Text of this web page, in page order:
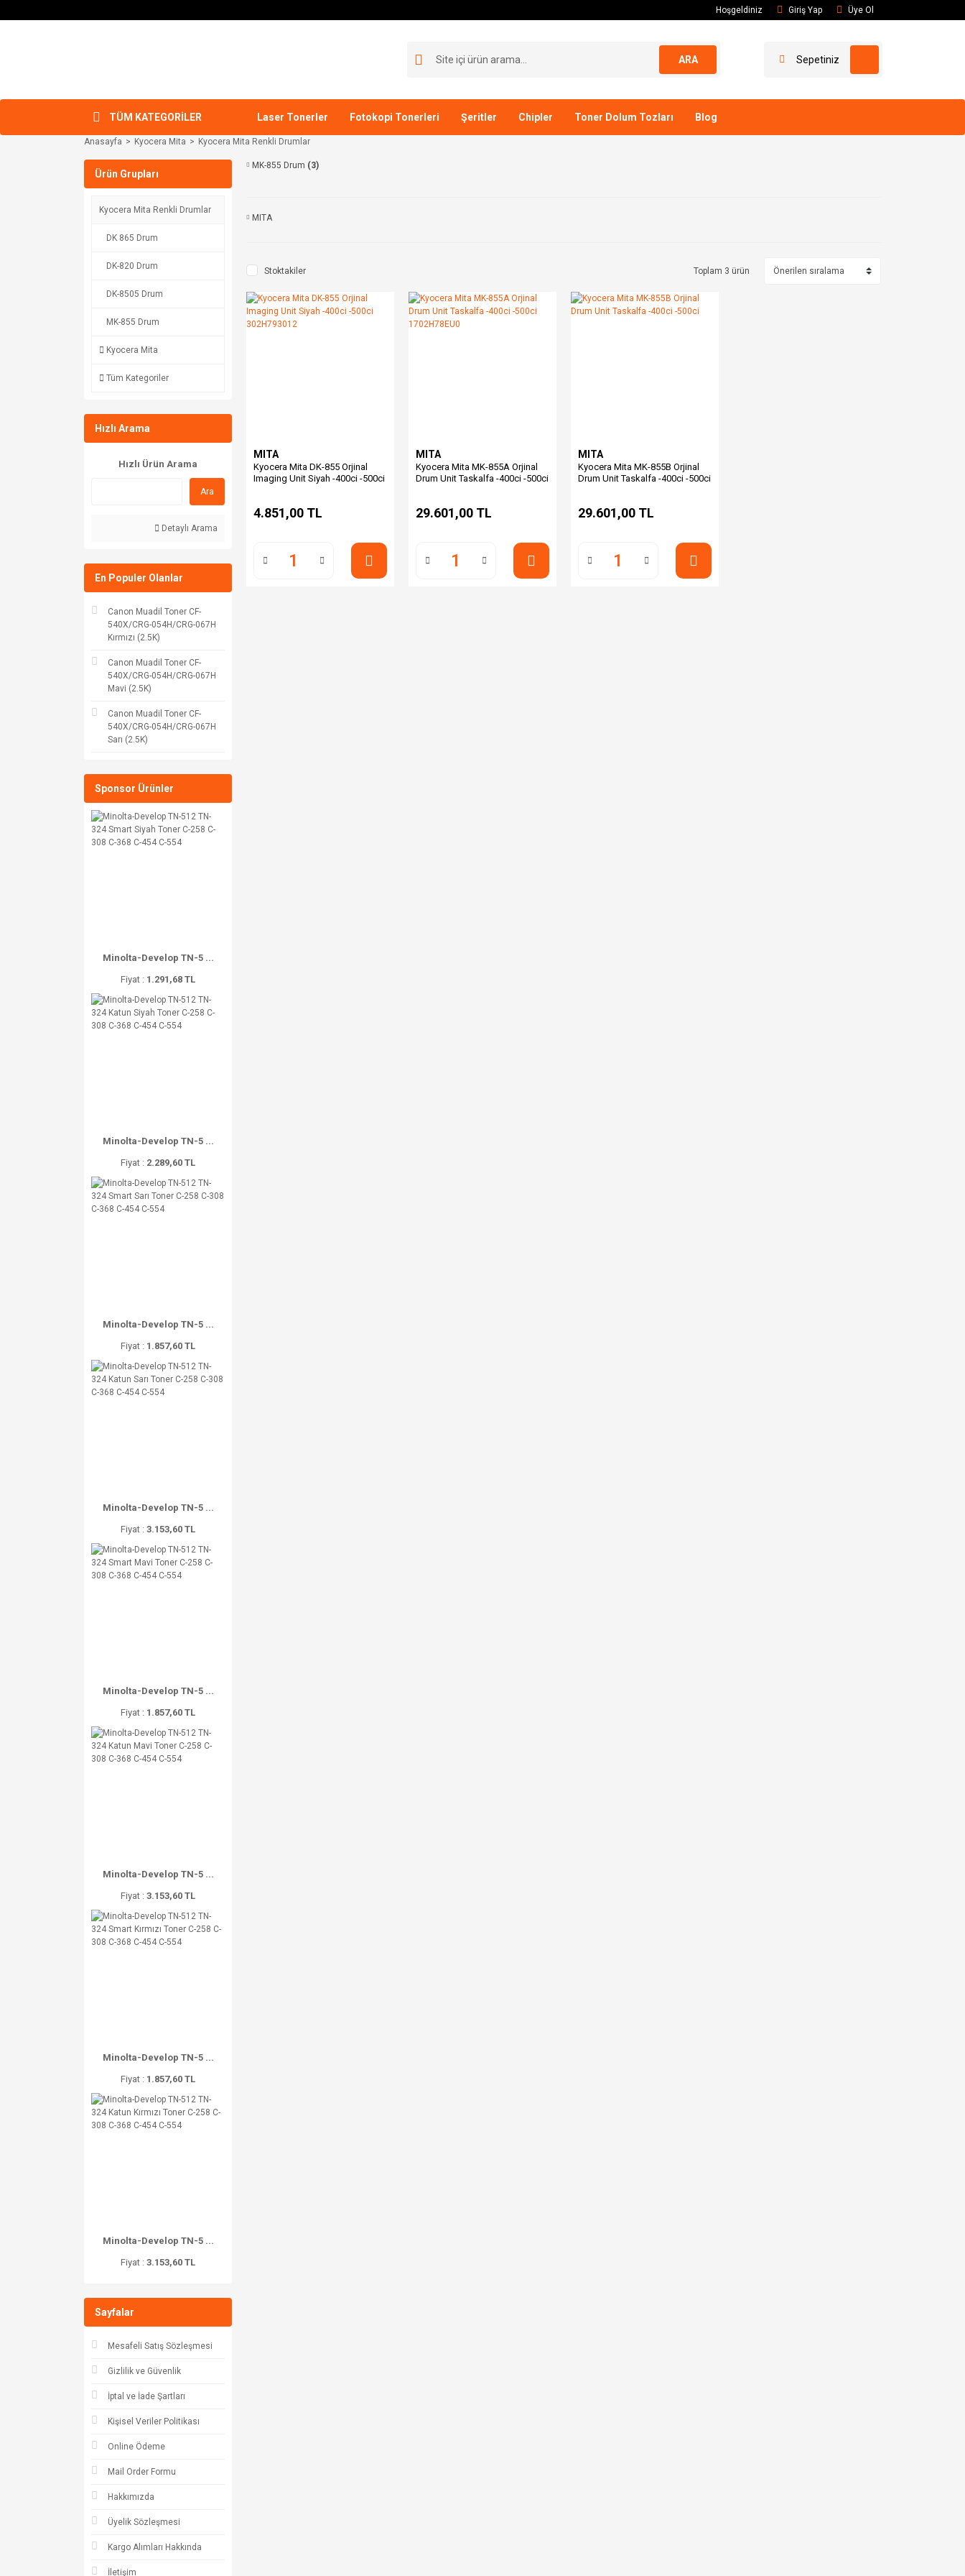
Hoşgeldiniz Giriş Yap Üye Ol
ARA Sepetiniz
TÜM KATEGORİLER Laser Tonerler Fotokopi Tonerleri Şeritler Chipler Toner Dolum Tozları Blog
Anasayfa Kyocera Mita Kyocera Mita Renkli Drumlar
Ürün Grupları
Kyocera Mita Renkli Drumlar
DK 865 Drum
DK-820 Drum
DK-8505 Drum
MK-855 Drum
Kyocera Mita
Tüm Kategoriler
Hızlı Arama
Hızlı Ürün Arama
Ara
Detaylı Arama
En Populer Olanlar
Canon Muadil Toner CF-
540X/CRG-054H/CRG-067H
Kırmızı (2.5K)
Canon Muadil Toner CF-
540X/CRG-054H/CRG-067H
Mavi (2.5K)
Canon Muadil Toner CF-
540X/CRG-054H/CRG-067H
Sarı (2.5K)
Sponsor Ürünler
Minolta-Develop TN-5 ...
Fiyat : 1.291,68 TL
Minolta-Develop TN-5 ...
Fiyat : 2.289,60 TL
Minolta-Develop TN-5 ...
Fiyat : 1.857,60 TL
Minolta-Develop TN-5 ...
Fiyat : 3.153,60 TL
Minolta-Develop TN-5 ...
Fiyat : 1.857,60 TL
Minolta-Develop TN-5 ...
Fiyat : 3.153,60 TL
Minolta-Develop TN-5 ...
Fiyat : 1.857,60 TL
Minolta-Develop TN-5 ...
Fiyat : 3.153,60 TL
Sayfalar
Mesafeli Satış Sözleşmesi
Gizlilik ve Güvenlik
İptal ve İade Şartları
Kişisel Veriler Politikası
Online Ödeme
Mail Order Formu
Hakkımızda
Üyelik Sözleşmesi
Kargo Alımları Hakkında
İletişim
MK-855 Drum (3)
MITA
Stoktakiler Toplam 3 ürün
MITA
Kyocera Mita DK-855 Orjinal
Imaging Unit Siyah -400ci -500ci
4.851,00 TL
MITA
Kyocera Mita MK-855A Orjinal
Drum Unit Taskalfa -400ci -500ci
29.601,00 TL
MITA
Kyocera Mita MK-855B Orjinal
Drum Unit Taskalfa -400ci -500ci
29.601,00 TL